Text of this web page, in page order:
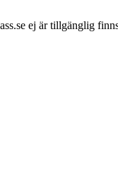
ej är tillgänglig